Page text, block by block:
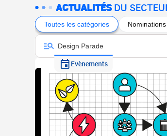
ACTUALITÉSDU
Toutes les catégories Nominations
Evènements